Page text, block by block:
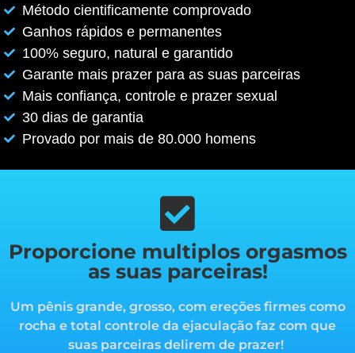
Método cientificamente comprovado
Ganhos rápidos e permanentes
100% seguro, natural e garantido
Garante mais prazer para as suas parceiras
Mais confiança, controle e prazer sexual
30 dias de garantia
Provado por mais de 80.000 homens
Proporcione multiplos orgasmos
as suas parceiras!
Um pênis grande, grosso, com ereções firmes como
rocha e total controle da ejaculação faz com que
suas parceiras delirem de prazer!